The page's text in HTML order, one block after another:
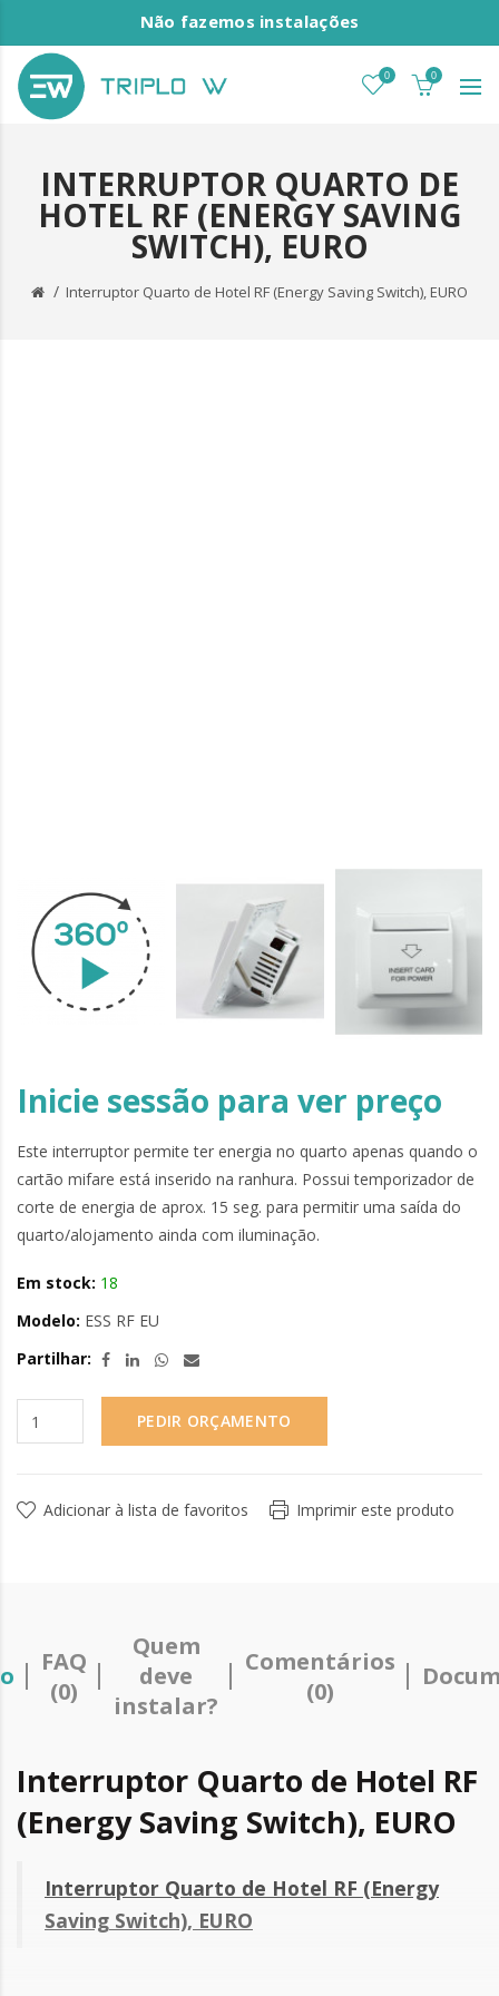
Não fazemos instalações
0 0
INTERRUPTOR QUARTO DE
HOTEL RF (ENERGY SAVING
SWITCH), EURO
Interruptor Quarto de Hotel RF (Energy Saving Switch), EURO
Inicie sessão para ver preço
Este interruptor permite ter energia no quarto apenas quando o
cartão mifare está inserido na ranhura. Possui temporizador de
corte de energia de aprox. 15 seg. para permitir uma saída do
quarto/alojamento ainda com iluminação.
Em stock: 18
Modelo: ESS RF EU
Partilhar:
PEDIR ORÇAMENTO
Adicionar à lista de favoritos Imprimir este produto
FAQ
(0)
Quem
deve
instalar?
Comentários
(0)
Interruptor Quarto de Hotel RF
(Energy Saving Switch), EURO
Interruptor Quarto de Hotel RF (Energy
Saving Switch), EURO